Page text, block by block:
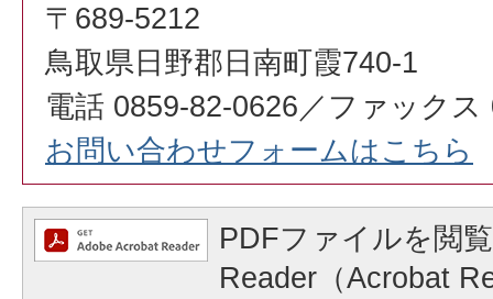
〒689-5212
鳥取県日野郡日南町霞740-1
電話 0859-82-0626／ファックス
お問い合わせフォームはこちら
PDFファイルを閲
Reader（Acrobat